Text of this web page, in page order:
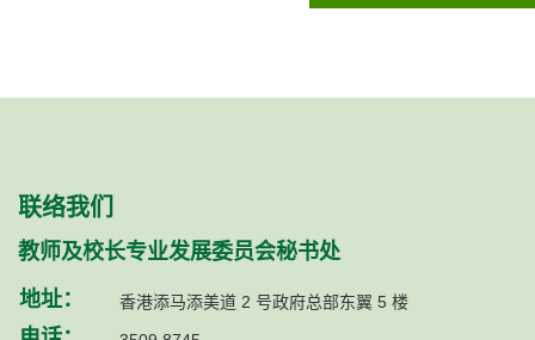
联络我们
教师及校长专业发展委员会秘书处
地址：
香港添马添美道 2 号政府总部东翼 5 楼